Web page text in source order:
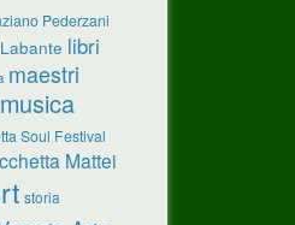
Pederzani
Labante libri
maestri
musica
Soul Festival
Mattei
storia